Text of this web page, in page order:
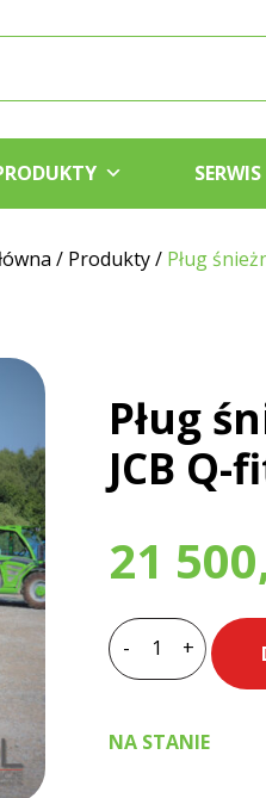
/ Produkty/ Pług
Pług
JCB Q-
21
-
ilość
Inter-
+
NA STANIE